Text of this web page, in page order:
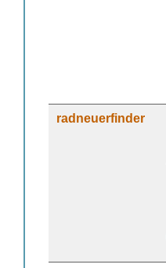
radneuerfinder